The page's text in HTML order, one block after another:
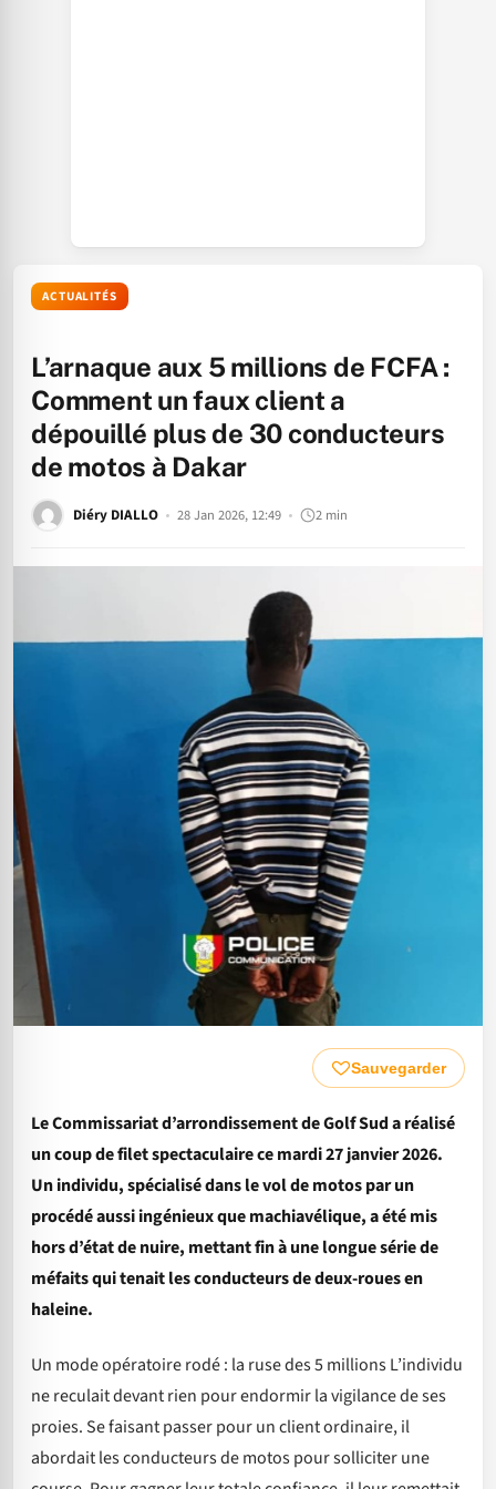
ACTUALITÉS
L’arnaque aux 5 millions de FCFA :
Comment un faux client a
dépouillé plus de 30 conducteurs
de motos à Dakar
Diéry DIALLO 28 Jan 2026, 12:49 2 min
Sauvegarder
Le Commissariat d’arrondissement de Golf Sud a réalisé
un coup de filet spectaculaire ce mardi 27 janvier 2026.
Un individu, spécialisé dans le vol de motos par un
procédé aussi ingénieux que machiavélique, a été mis
hors d’état de nuire, mettant fin à une longue série de
méfaits qui tenait les conducteurs de deux-roues en
haleine.
Un mode opératoire rodé : la ruse des 5 millions L’individu
ne reculait devant rien pour endormir la vigilance de ses
proies. Se faisant passer pour un client ordinaire, il
abordait les conducteurs de motos pour solliciter une